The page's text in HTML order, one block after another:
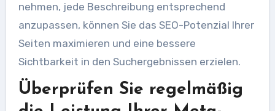
nehmen, jede Beschreibung entsprechend
anzupassen, können Sie das SEO-Potenzial Ihrer
Seiten maximieren und eine bessere
Sichtbarkeit in den Suchergebnissen erzielen.
Überprüfen Sie regelmäßig